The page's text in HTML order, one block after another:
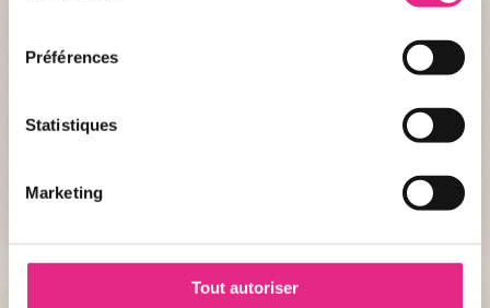
Préférences
Statistiques
Marketing
Tout autoriser
Le loup occupe une place particulière dans notre
culture et a inspiré de nombreuses expressions :
avoir une faim de loup, être connu comme le loup
aussi à lui que l’on doit l’expression « à la queue leu
leu ». En effet, les loups se déplacent souvent les
disait « leu ». On retrouvait donc un leu à la queue